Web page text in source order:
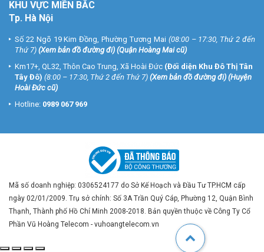
KHU VỰC MIỀN BẮC
Tp. Hà Nội
Số 22 Ngõ 19 Kim Đồng, Phường Tương Mai (08:00 – 17:30, Thứ 2 đến
Thứ 7) (Xem bản đồ đường đi) (Quận Hoàng Mai cũ)
Km17+, QL32, Thôn Cao Trung, Xã Hoài Đức (Đối diện Khu Đô Thị Tân
Tây Đô) (8:00 – 17:30, Thứ 2 đến Thứ 7) (Xem bản đồ đường đi) (Huyện
Hoài Đức cũ)
Hotline: 0989 067 969
Mã số doanh nghiệp: 0306524177 do Sở Kế Hoạch và Đầu Tư TP.HCM cấp
ngày 02/01/2009. Trụ sở chính: Số 3A Trần Quý Cáp, Phường 12, Quận Bình
Thạnh, Thành phố Hồ Chí Minh 2008-2018. Bản quyền thuộc về Công Ty Cổ
Phần Vũ Hoàng Telecom - vuhoangtelecom.vn